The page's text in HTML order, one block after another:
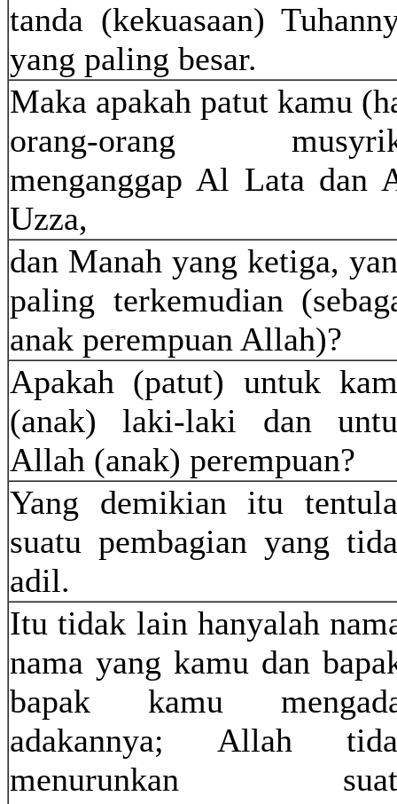
tanda (kekuasaan)
yang paling besar.
Maka apakah patut kamu
orang-orang
menganggap Al Lata dan
Uzza,
dan Manah yang ketiga,
paling terkemudian
anak perempuan Allah)?
Apakah (patut) untuk
(anak) laki-laki dan
Allah (anak) perempuan?
Yang demikian itu
suatu pembagian yang
adil.
Itu tidak lain hanyalah
nama yang kamu dan
bapak kamu
adakannya; Allah
menurunkan